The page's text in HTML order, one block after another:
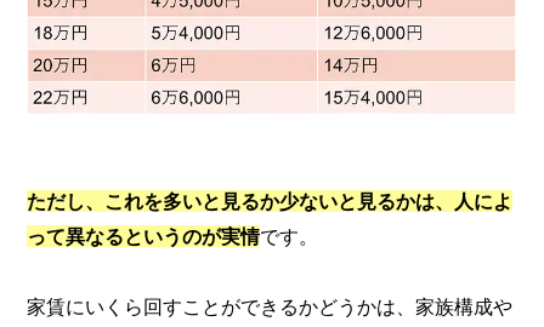
ただし、これを多いと見るか少ないと見るかは、人によ
って異なるというのが実情です。
家賃にいくら回すことができるかどうかは、家族構成や